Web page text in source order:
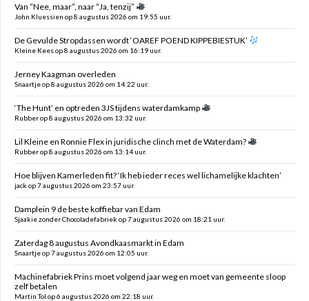
Van “Nee, maar”, naar “Ja, tenzij”
John Kluessien op 8 augustus 2026 om 19:55 uur.
De Gevulde Stropdassen wordt ‘OAREF POEND KIPPEBIESTUK’
Kleine Kees op 8 augustus 2026 om 16:19 uur.
Jerney Kaagman overleden
Snaartje op 8 augustus 2026 om 14:22 uur.
‘The Hunt’ en optreden 3JS tijdens waterdamkamp
Rubber op 8 augustus 2026 om 13:32 uur.
Lil Kleine en Ronnie Flex in juridische clinch met de Waterdam?
Rubber op 8 augustus 2026 om 13:14 uur.
Hoe blijven Kamerleden fit? ‘Ik heb ieder reces wel lichamelijke klachten’
jack op 7 augustus 2026 om 23:57 uur.
Damplein 9 de beste koffiebar van Edam
Sjaakie zonder Chocoladefabriek op 7 augustus 2026 om 18:21 uur.
Zaterdag 8 augustus Avondkaasmarkt in Edam
Snaartje op 7 augustus 2026 om 12:05 uur.
Machinefabriek Prins moet volgend jaar weg en moet van gemeente sloop
zelf betalen
Martin Tol op 6 augustus 2026 om 22:18 uur.